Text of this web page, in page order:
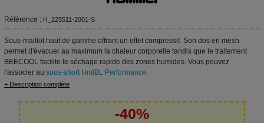
Référence : H_225511-2001-S
Sous-maillot haut de gamme offrant un effet compressif. Son dos en mesh
permet d'évacuer au maximum la chaleur corporelle tandis que le traitement
BEECOOL facilite le séchage rapide des zones humides. Vous pouvez
l'associer au sous-short HmlBL Performance.
+ Description complète
-40%